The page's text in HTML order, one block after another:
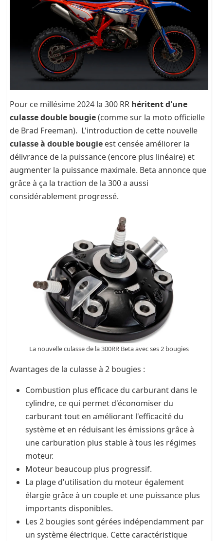
Pour ce millésime 2024 la 300 RR héritent d'une
culasse double bougie(comme sur la moto officielle
de Brad Freeman). L'introduction de cette nouvelle
culasse à double bougie est censée améliorer la
délivrance de la puissance (encore plus linéaire) et
augmenter la puissance maximale. Beta annonce que
grâce à ça la traction de la 300 a aussi
considérablement progressé.
La nouvelle culasse de la 300RR Beta avec ses 2 bougies
Avantages de la culasse à 2 bougies :
Combustion plus efficace du carburant dans le
cylindre, ce qui permet d'économiser du
carburant tout en améliorant l'efficacité du
système et en réduisant les émissions grâce à
une carburation plus stable à tous les régimes
moteur.
Moteur beaucoup plus progressif.
La plage d'utilisation du moteur également
élargie grâce à un couple et une puissance plus
importants disponibles.
Les 2 bougies sont gérées indépendamment par
un système électrique. Cette caractéristique